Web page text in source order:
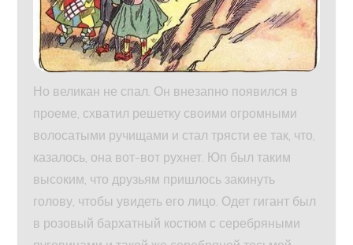
Но великан не спал. Он внезапно появился в
проеме, схватил решетку своими огромными
волосатыми ручищами и стал трясти ее так, что,
казалось, она вот-вот рухнет. Юп был таким
высоким, что друзьям пришлось закинуть
голову, чтобы увидеть его лицо. Одет гигант был
в розовый бархатный костюм с серебряными